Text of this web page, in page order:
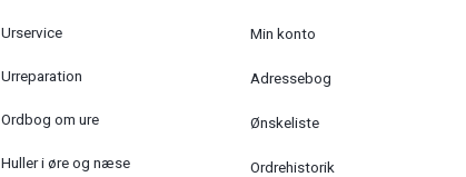
Urservice
Urreparation
Ordbog om ure
Huller i øre og næse
Min konto
Adressebog
Ønskeliste
Ordrehistorik